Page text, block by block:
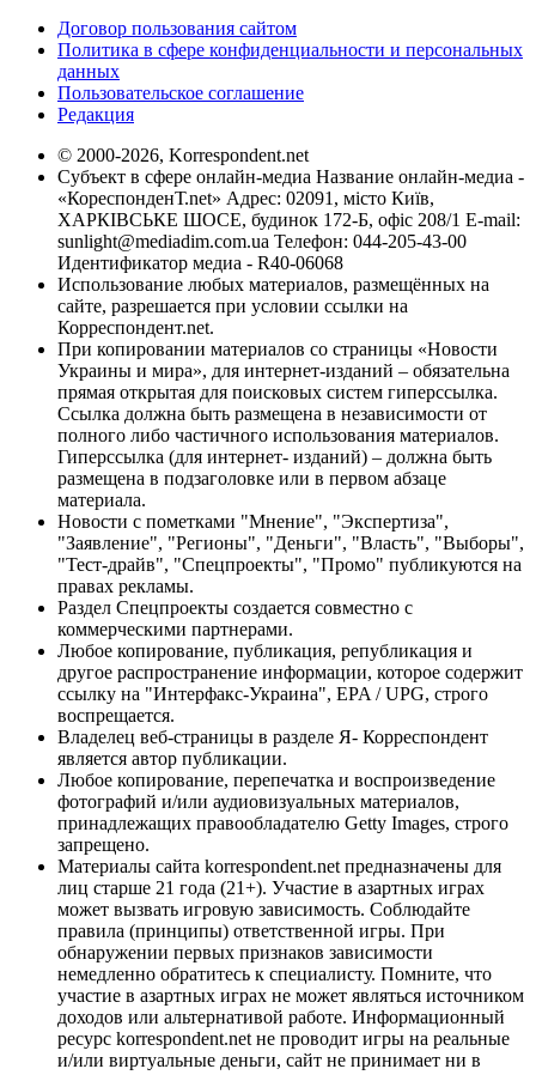
Договор пользования сайтом
Политика в сфере конфиденциальности и персональных
данных
Пользовательское соглашение
Редакция
© 2000-2026, Korrespondent.net
Субъект в сфере онлайн-медиа Название онлайн-медиа -
«КореспонденТ.net» Адрес: 02091, місто Київ,
ХАРКІВСЬКЕ ШОСЕ, будинок 172-Б, офіс 208/1 E-mail:
sunlight@mediadim.com.ua Телефон: 044-205-43-00
Идентификатор медиа - R40-06068
Использование любых материалов, размещённых на
сайте, разрешается при условии ссылки на
Корреспондент.net.
При копировании материалов со страницы «Новости
Украины и мира», для интернет-изданий – обязательна
прямая открытая для поисковых систем гиперссылка.
Ссылка должна быть размещена в независимости от
полного либо частичного использования материалов.
Гиперссылка (для интернет- изданий) – должна быть
размещена в подзаголовке или в первом абзаце
материала.
Новости с пометками "Мнение", "Экспертиза",
"Заявление", "Регионы", "Деньги", "Власть", "Выборы",
"Тест-драйв", "Спецпроекты", "Промо" публикуются на
правах рекламы.
Раздел Спецпроекты создается совместно с
коммерческими партнерами.
Любое копирование, публикация, републикация и
другое распространение информации, которое содержит
ссылку на "Интерфакс-Украина", EPA / UPG, строго
воспрещается.
Владелец веб-страницы в разделе Я- Корреспондент
является автор публикации.
Любое копирование, перепечатка и воспроизведение
фотографий и/или аудиовизуальных материалов,
принадлежащих правообладателю Getty Images, строго
запрещено.
Материалы сайта korrespondent.net предназначены для
лиц старше 21 года (21+). Участие в азартных играх
может вызвать игровую зависимость. Соблюдайте
правила (принципы) ответственной игры. При
обнаружении первых признаков зависимости
немедленно обратитесь к специалисту. Помните, что
участие в азартных играх не может являться источником
доходов или альтернативой работе. Информационный
ресурс korrespondent.net не проводит игры на реальные
и/или виртуальные деньги, сайт не принимает ни в